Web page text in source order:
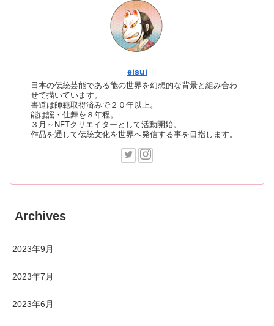
eisui
日本の伝統芸能である能の世界を幻想的な背景と組み合わ
せて描いています。
書道は師範取得済みで２０年以上。
能は謡・仕舞を８年程。
３月～NFTクリエイターとして活動開始。
作品を通して伝統文化を世界へ発信する事を目指します。
Archives
2023年9月
2023年7月
2023年6月